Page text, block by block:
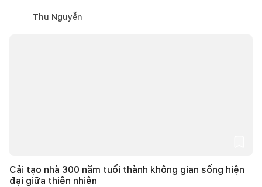
Thu Nguyễn
Cải tạo nhà 300 năm tuổi thành không gian sống hiện
đại giữa thiên nhiên